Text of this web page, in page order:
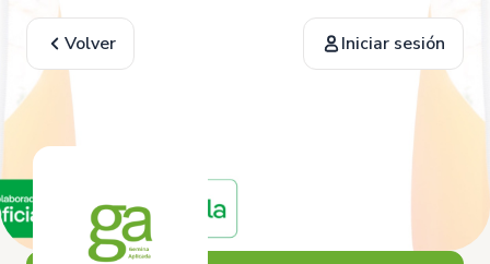
Volver Iniciar sesión